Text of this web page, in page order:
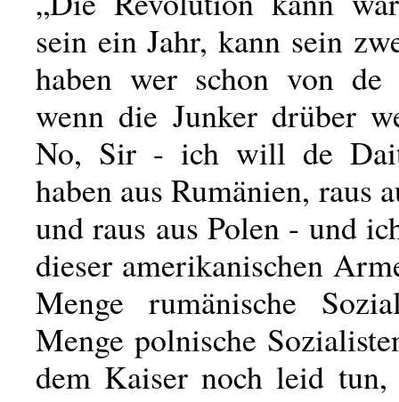
sein ein Jahr, kann sein
haben wer schon von de
wenn die Junker drüber
No, Sir - ich will de
haben aus Rumänien, raus
und raus aus Polen - und
dieser amerikanischen
Menge rumänische
Menge polnische
dem Kaiser noch leid tun,